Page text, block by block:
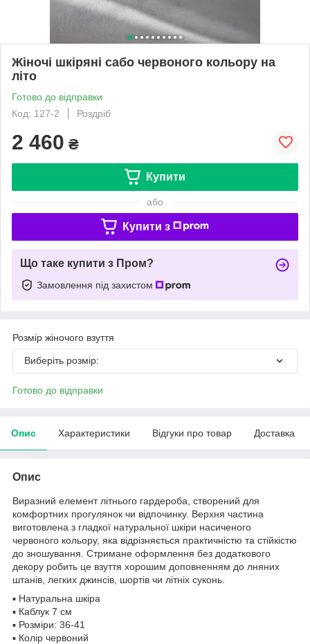
Жіночі шкіряні сабо червоного кольору на
літо
Готово до відправки
Код: 127-2
Роздріб
2 460 ₴
Купити
або
Купити з
Що таке купити з Пром?
Замовлення під захистом
Розмір жіночого взуття
Виберіть розмір:
Готово до відправки
Опис Характеристики Відгуки про товар Доставка
Опис
Виразний елемент літнього гардероба, створений для
комфортних прогулянок чи відпочинку. Верхня частина
виготовлена з гладкої натуральної шкіри насиченого
червоного кольору, яка відрізняється практичністю та стійкістю
до зношування. Стримане оформлення без додаткового
декору робить це взуття хорошим доповненням до лняних
штанів, легких джинсів, шортів чи літніх суконь.
▪️ Натуральна шкіра
▪️ Каблук 7 см
▪️ Розміри: 36-41
▪️ Колір червоний